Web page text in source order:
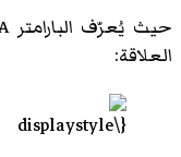
العلاقة: